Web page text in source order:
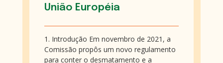
União Européia
1. Introdução Em novembro de 2021, a
Comissão propôs um novo regulamento
para conter o desmatamento e a